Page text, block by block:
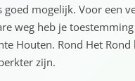
goed mogelijk. Voor een
weg heb je
Houten. Rond Het Rond
zijn.